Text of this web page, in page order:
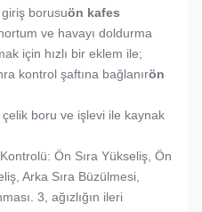
borusuön kafes
ve havayı doldurma
için hızlı bir eklem ile;
kontrol şaftına bağlanırön
çelik boru ve işlevi ile kaynak
Ön Sıra Yükseliş, Ön
Arka Sıra Büzülmesi,
3, ağızlığın ileri